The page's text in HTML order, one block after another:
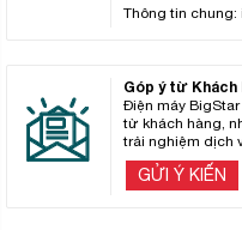
Thông tin chung:
Góp ý từ Khách
Điện máy
từ khách hàng,
trải nghiệm dịch
GỬI Ý KIẾN